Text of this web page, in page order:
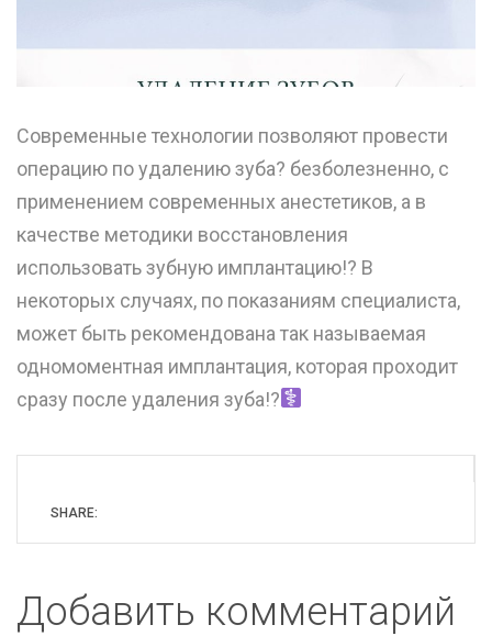
Современные технологии позволяют провести
операцию по удалению зуба? безболезненно, с
применением современных анестетиков, а в
качестве методики восстановления
использовать зубную имплантацию!? В
некоторых случаях, по показаниям специалиста,
может быть рекомендована так называемая
одномоментная имплантация, которая проходит
сразу после удаления зуба!?‍
SHARE:
Добавить комментарий